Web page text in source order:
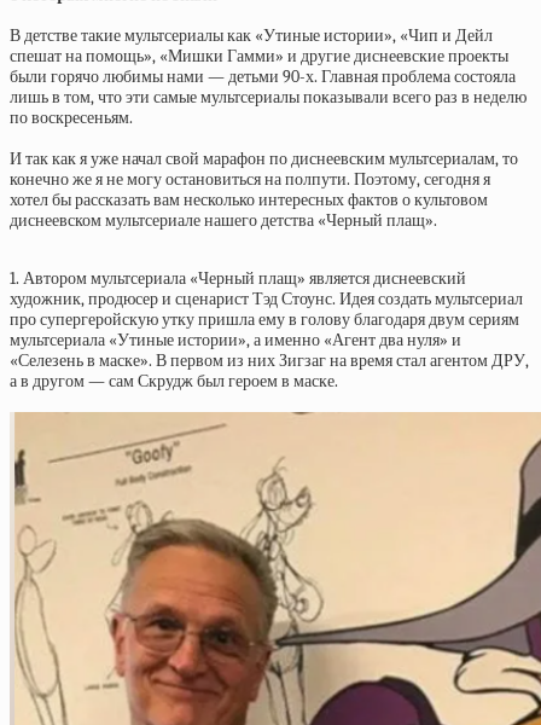
В детстве такие мультсериалы как «Утиные истории», «Чип и Дейл
спешат на помощь», «Мишки Гамми» и другие диснеевские проекты
были горячо любимы нами — детьми 90-х. Главная проблема состояла
лишь в том, что эти самые мультсериалы показывали всего раз в неделю
по воскресеньям.
И так как я уже начал свой марафон по диснеевским мультсериалам, то
конечно же я не могу остановиться на полпути. Поэтому, сегодня я
хотел бы рассказать вам несколько интересных фактов о культовом
диснеевском мультсериале нашего детства «Черный плащ».
1. Автором мультсериала «Черный плащ» является диснеевский
художник, продюсер и сценарист Тэд Стоунс. Идея создать мультсериал
про супергеройскую утку пришла ему в голову благодаря двум сериям
мультсериала «Утиные истории», а именно «Агент два нуля» и
«Селезень в маске». В первом из них Зигзаг на время стал агентом ДРУ,
а в другом — сам Скрудж был героем в маске.